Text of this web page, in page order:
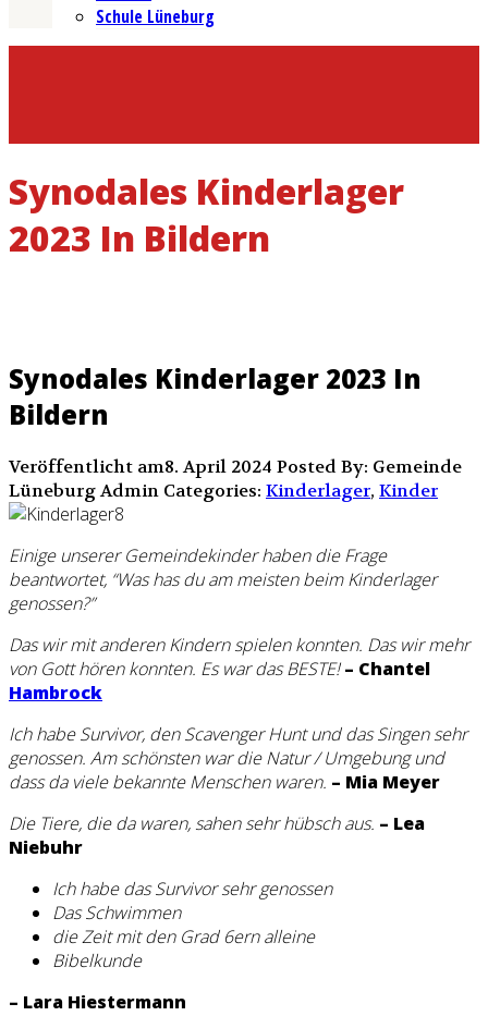
Schule Lüneburg
Synodales Kinderlager
2023 In Bildern
Synodales Kinderlager 2023 In
Bildern
Veröffentlicht am8. April 2024 Posted By: Gemeinde
Lüneburg Admin Categories: Kinderlager, Kinder
Einige unserer Gemeindekinder haben die Frage
beantwortet, “Was has du am meisten beim Kinderlager
genossen?”
Das wir mit anderen Kindern spielen konnten. Das wir mehr
von Gott hören konnten. Es war das BESTE!– Chantel
Hambrock
Ich habe Survivor, den Scavenger Hunt und das Singen sehr
genossen. Am schönsten war die Natur / Umgebung und
dass da viele bekannte Menschen waren. – Mia Meyer
Die Tiere, die da waren, sahen sehr hübsch aus. – Lea
Niebuhr
Ich habe das Survivor sehr genossen
Das Schwimmen
die Zeit mit den Grad 6ern alleine
Bibelkunde
– Lara Hiestermann